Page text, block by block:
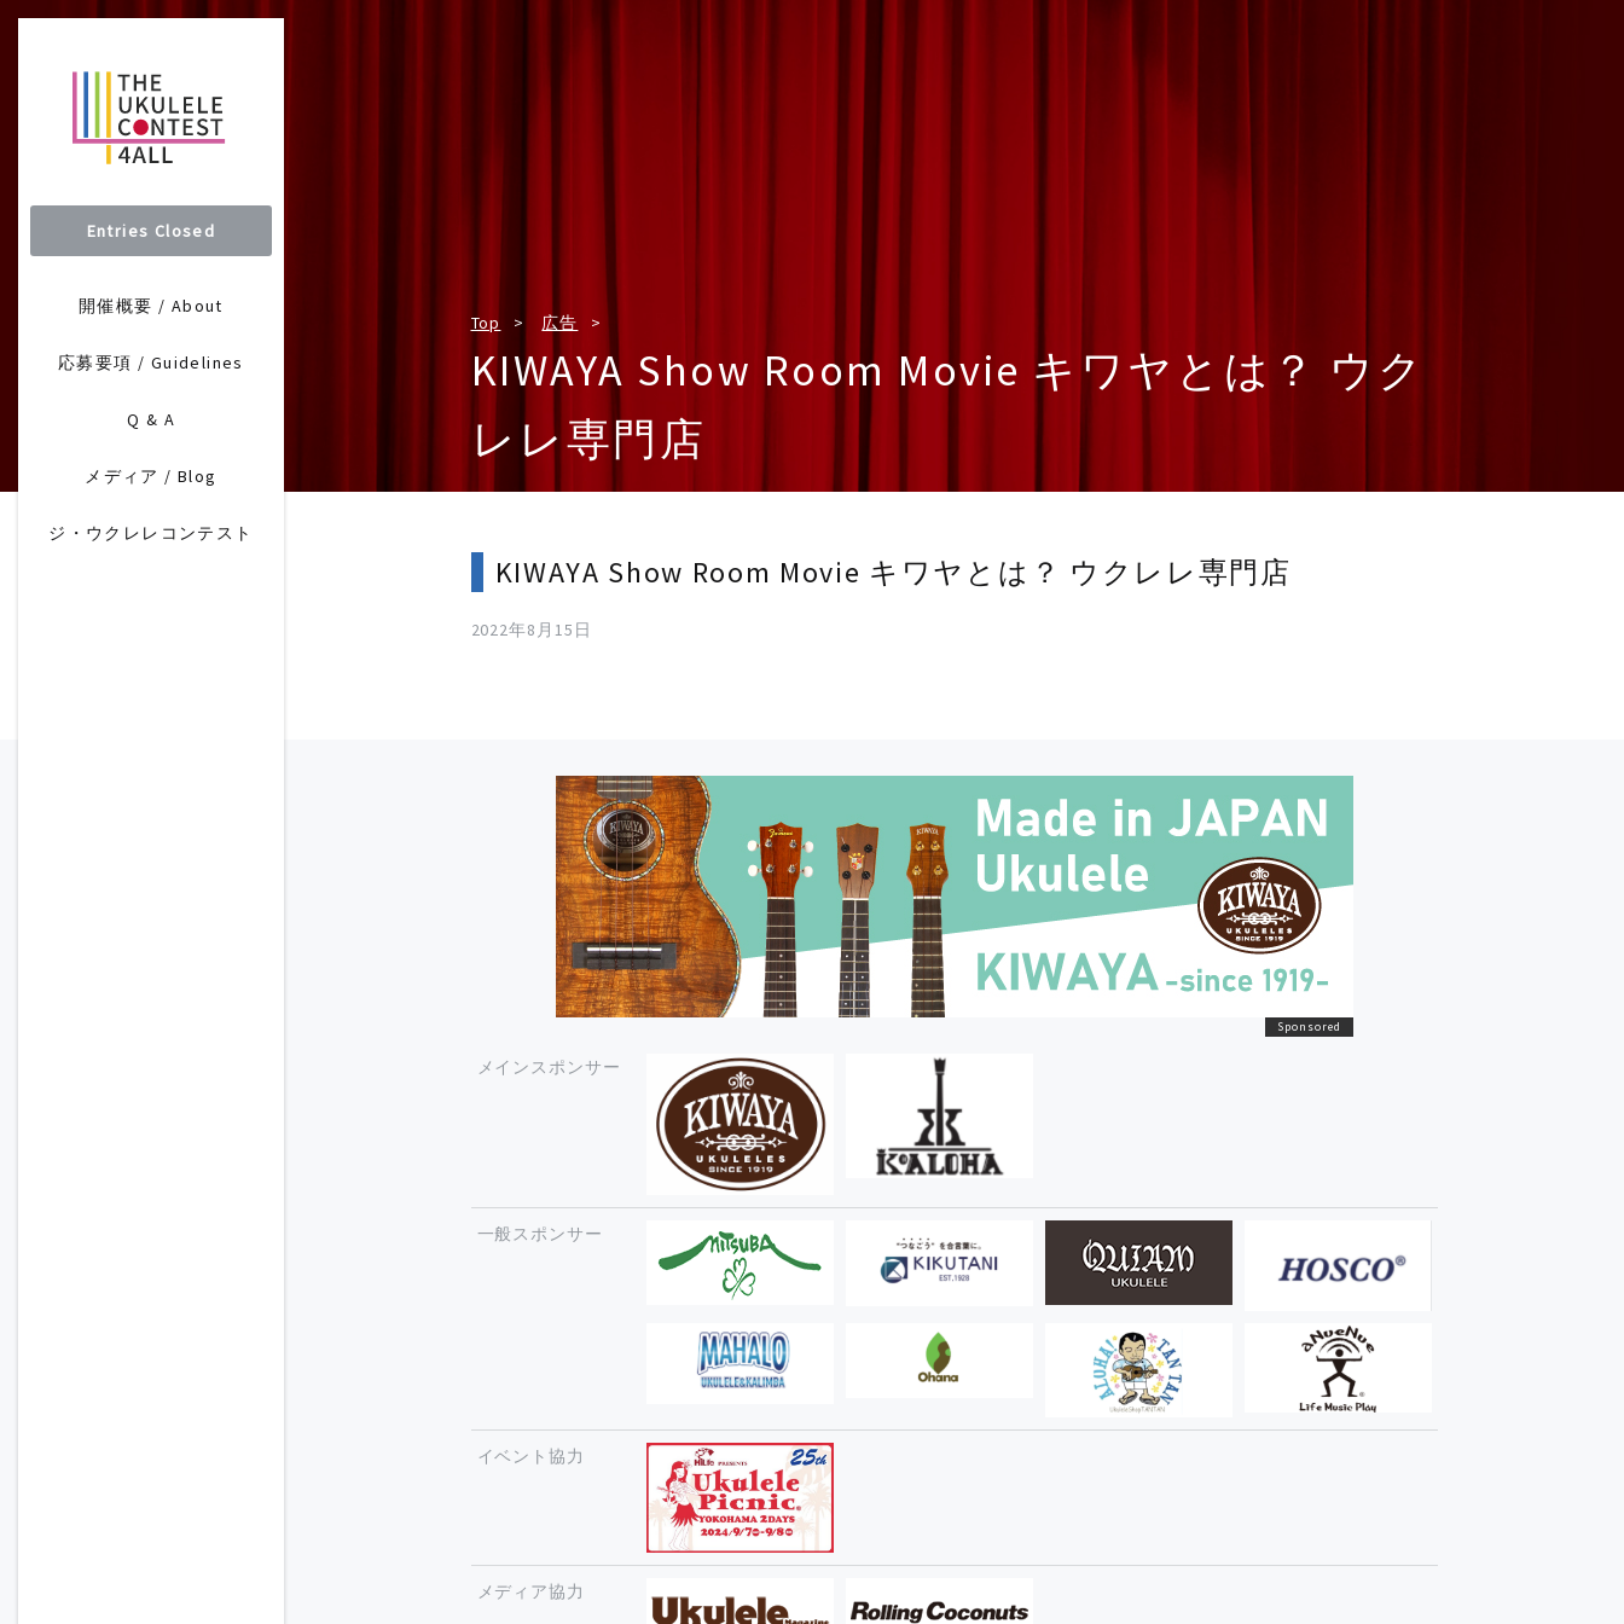
Entries Closed
開催概要 / About
応募要項 / Guidelines
Q & A
メディア / Blog
ジ・ウクレレコンテスト
Top 広告
KIWAYA Show Room Movie キワヤとは？ ウク
レレ専門店
KIWAYA Show Room Movie キワヤとは？ ウクレレ専門店
2022年8月15日
メインスポンサー
一般スポンサー
イベント協力
メディア協力